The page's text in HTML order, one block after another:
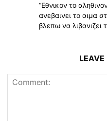
“Εθνικον το
ανεβαινει το αιμα
βλεπω να λιβανιζει
LEAVE